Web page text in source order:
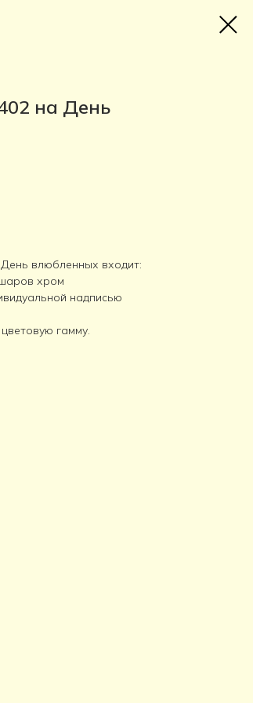
на День
влюбленных входит:
хром
надписью
гамму.